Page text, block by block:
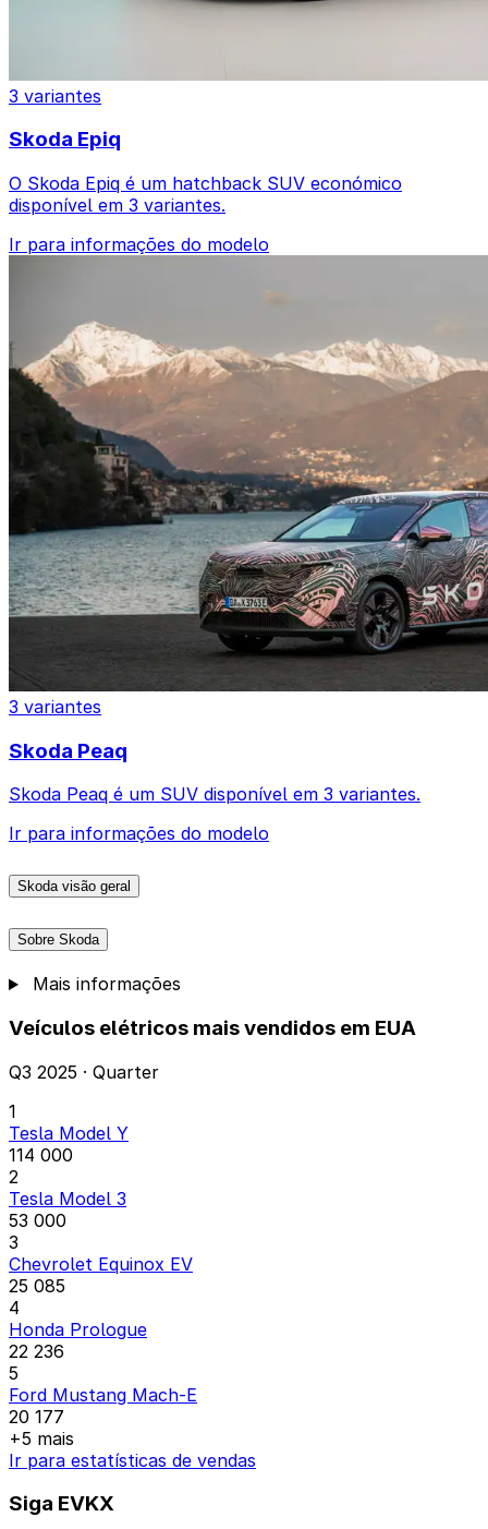
3 variantes
Skoda Epiq
O Skoda Epiq é um hatchback SUV económico
disponível em 3 variantes.
Ir para informações do modelo
3 variantes
Skoda Peaq
Skoda Peaq é um SUV disponível em 3 variantes.
Ir para informações do modelo
Skoda visão geral
Sobre Skoda
Mais informações
Veículos elétricos mais vendidos em EUA
Q3 2025 · Quarter
1
Tesla Model Y
114 000
2
Tesla Model 3
53 000
3
Chevrolet Equinox EV
25 085
4
Honda Prologue
22 236
5
Ford Mustang Mach-E
20 177
+5 mais
Ir para estatísticas de vendas
Siga EVKX